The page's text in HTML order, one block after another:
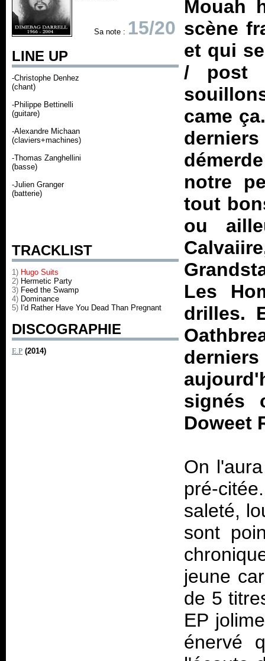
Sa note : 15/20
LINE UP
-Christophe Denhez
(chant)
-Philippe Bettinelli
(guitare)
-Alexandre Michaan
(claviers+machines)
-Thomas Zanghellini
(basse)
-Julien Granger
(batterie)
TRACKLIST
1) Hugo Suits
2) Hermetic Party
3) Feed the Swamp
4) Dominance
5) I'd Rather Have You Dead Than Pregnant
DISCOGRAPHIE
E.P (2014)
Mouah
scène
et qui
/ post
came
notre
tout
ou
Les
drilles.
signés
Doweet
On
pré-
saleté,
sont
jeune
de 5
EP
énervé